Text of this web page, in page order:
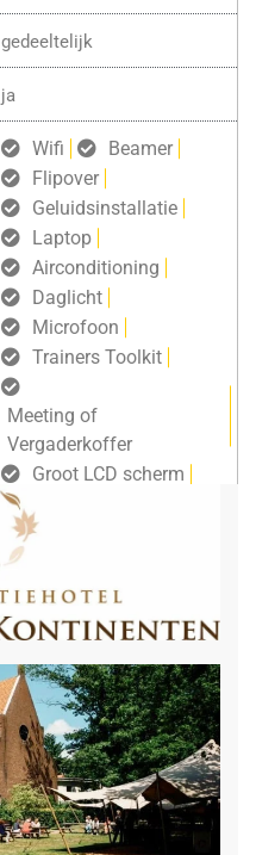
gedeeltelijk
ja
Wifi
Beamer
Flipover
Geluidsinstallatie
Laptop
Airconditioning
Daglicht
Microfoon
Trainers Toolkit
Meeting of
Vergaderkoffer
Groot LCD scherm
gratis draadloos internet